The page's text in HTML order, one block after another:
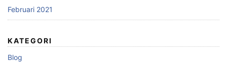
Februari 2021
KATEGORI
Blog